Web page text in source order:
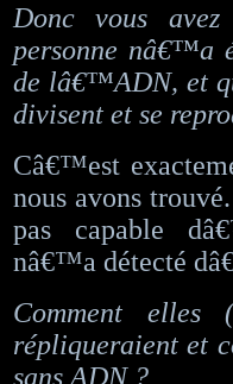
Donc vous
personne nâ€™a
de lâ€™ADN, et
divisent et se
Câ€™est
nous avons
pas capable
nâ€™a détecté
Comment
répliqueraient et
sans ADN ?